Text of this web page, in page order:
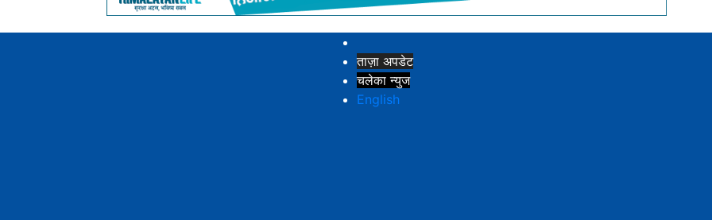
ताज़ा अपडेट
चलेका न्युज
English